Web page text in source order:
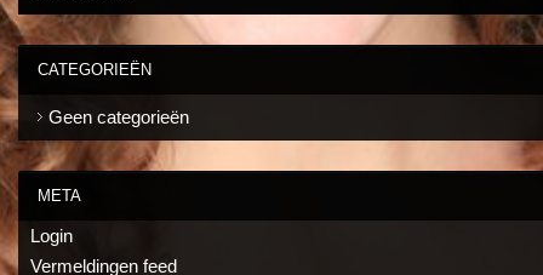
CATEGORIEËN
Geen categorieën
META
Login
Vermeldingen feed